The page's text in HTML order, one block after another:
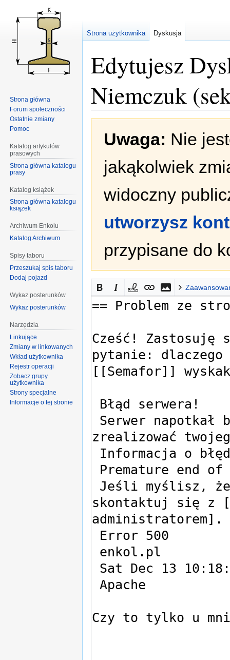
Edytujesz
Niemczuk
nawigacji
wyszukiwania
Uwaga: Nie
jakąkolwiek
widoczny
utworzysz
przypisane do
Strona użytkownika Dyskusja
Strona główna
Forum społeczności
Ostatnie zmiany
Pomoc
Katalog artykułów
prasowych
Strona główna katalogu
prasy
Katalog książek
Strona główna katalogu
książek
Archiwum Enkolu
Katalog Archiwum
Spisy taboru
Przeszukaj spis taboru
Dodaj pojazd
Wykaz posterunków
Wykaz posterunków
Narzędzia
Linkujące
Zmiany w linkowanych
Wkład użytkownika
Rejestr operacji
Zobacz grupy
użytkownika
Strony specjalne
Informacje o tej stronie